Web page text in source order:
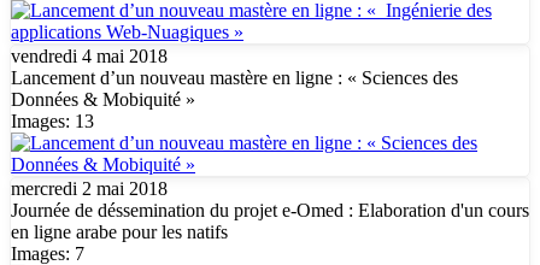
vendredi 4 mai 2018
Lancement d’un nouveau mastère en ligne : « Sciences des
Données & Mobiquité »
Images: 13
mercredi 2 mai 2018
Journée de déssemination du projet e-Omed : Elaboration d'un cours
en ligne arabe pour les natifs
Images: 7